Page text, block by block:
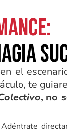
el
te
, no
Adéntrate